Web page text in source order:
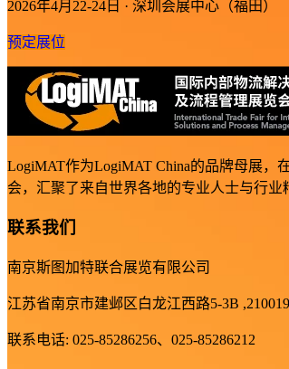
2026年4月22-24日 · 深圳会展中心（福田）
预定展位
LogiMAT作为LogiMAT China的品牌母展，
会，汇聚了来自世界各地的专业人士与行业
联系我们
南京斯图加特联合展览有限公司
江苏省南京市建邺区白龙江西路5-3B ,210019
联系电话: 025-85286256、025-85286212